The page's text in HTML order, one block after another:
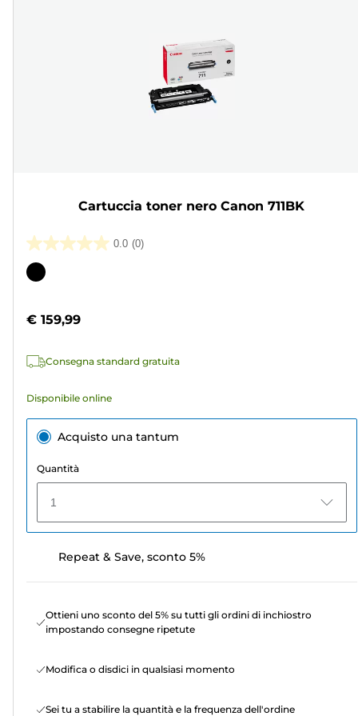
Cartuccia toner nero Canon 711BK
0.0 (0)
0.0
su
Cartuccia
€ 159,99
Consegna standard gratuita
Disponibile online
Acquisto una tantum
Quantità
1
Repeat & Save, sconto 5%
Ottieni uno sconto del 5% su tutti gli ordini di inchiostro
impostando consegne ripetute
Modifica o disdici in qualsiasi momento
Sei tu a stabilire la quantità e la frequenza dell'ordine